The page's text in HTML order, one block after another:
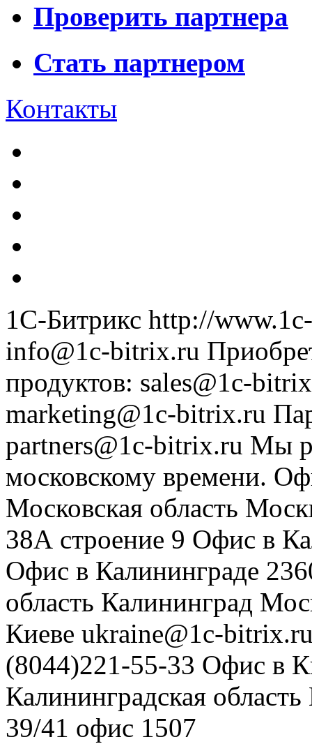
Проверить партнера
Стать партнером
Контакты
1С-Битрикс http://
info@1c-bitrix.ru
продуктов: sales@1c-
marketing@1c-bitrix.ru
partners@1c-bitrix.ru Мы
московскому времени.
Московская область
38А строение 9 Офис в
Офис в Калининграде
область Калининград
Киеве ukraine@1c-
(8044)221-55-33 Офис в
Калининградская область
39/41 офис 1507